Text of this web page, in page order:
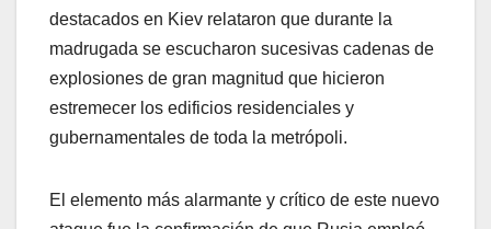
destacados en Kiev relataron que durante la
madrugada se escucharon sucesivas cadenas de
explosiones de gran magnitud que hicieron
estremecer los edificios residenciales y
gubernamentales de toda la metrópoli.
​El elemento más alarmante y crítico de este nuevo